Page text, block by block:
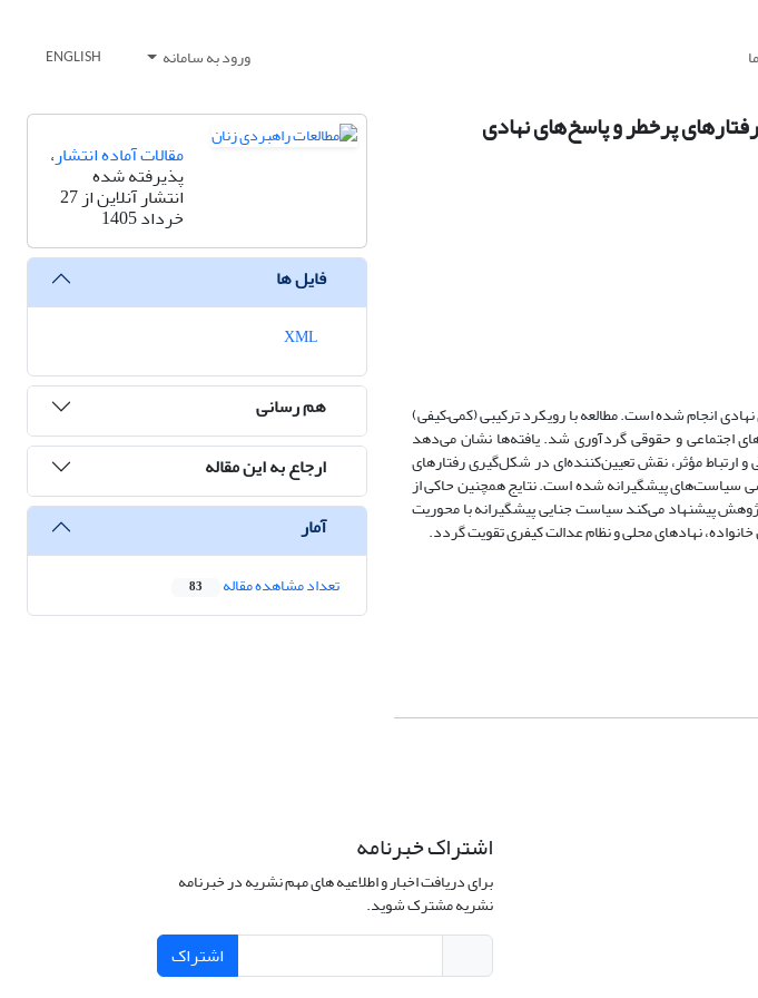
ورود به سامانه ENGLISH
پرخطر و پاسخ‌های نهادی
انجام شده است. مطالعه با رویکرد ترکیبی (کمی–کیفی)
اجتماعی و حقوقی گردآوری شد. یافته‌ها نشان می‌دهد
ارتباط مؤثر، نقش تعیین‌کننده‌ای در شکل‌گیری رفتارهای
سیاست‌های پیشگیرانه شده است. نتایج همچنین حاکی از
پیشنهاد می‌کند سیاست جنایی پیشگیرانه با محوریت
نهادهای محلی و نظام عدالت کیفری تقویت گردد.
مقالات آماده انتشار،
پذیرفته شده
انتشار آنلاین از 27
خرداد 1405
فایل ها
هم رسانی
ارجاع به این مقاله
آمار
تعداد مشاهده مقاله 83
اشتراک خبرنامه
برای دریافت اخبار و اطلاعیه های مهم نشریه در خبرنامه
نشریه مشترک شوید.
اشتراک